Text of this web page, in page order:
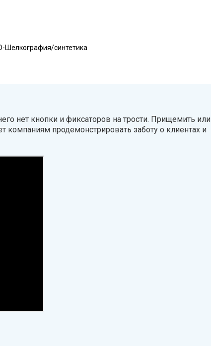
Шелкография/синтетика
нет кнопки и фиксаторов на трости. Прищемить или
продемонстрировать заботу о клиентах и